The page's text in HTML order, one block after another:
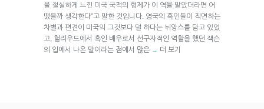
을 절실하게 느낀 미국 국적의 형제가 이 역을 맡았더라면 어
땠을까 생각한다”고 말한 것입니다. 영국의 흑인들이 직면하는
차별과 편견이 미국의 그것보다 덜 하다는 뉘앙스를 담고 있었
고, 헐리우드에서 흑인 배우로서 선구자적인 역할을 했던 잭슨
의 입에서 나온 말이라는 점에서 많은 → 더 보기